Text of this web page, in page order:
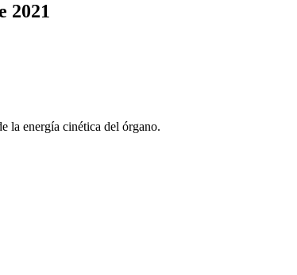
2021
la energía cinética del órgano.